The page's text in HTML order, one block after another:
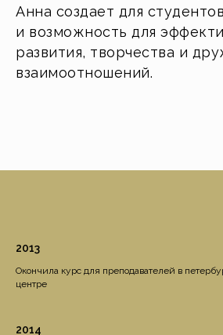
Анна создает для
и возможность для
развития, творчества и
взаимоотношений.
2013
Окончила курс для преподавателей в
центре
2014